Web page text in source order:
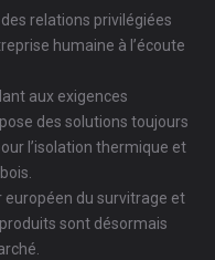
relations privilégiées
humaine à l’écoute
aux exigences
des solutions toujours
l’isolation thermique et
européen du survitrage et
sont désormais